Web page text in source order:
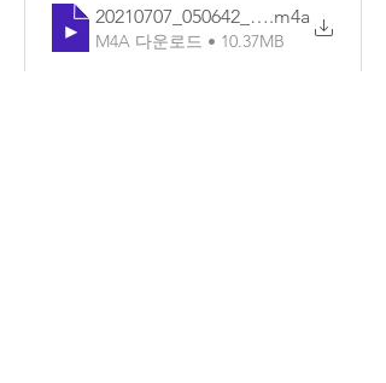
20210707_050642_기본.m4a
M4A 다운로드 • 10.37MB